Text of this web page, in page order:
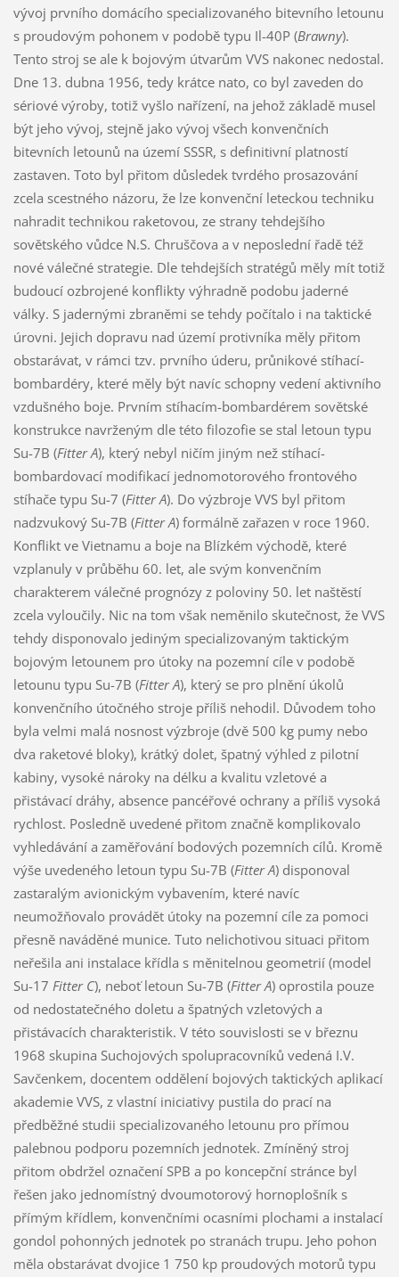
vývoj prvního domácího specializovaného bitevního letounu
s proudovým pohonem v podobě typu Il-40P (Brawny).
Tento stroj se ale k bojovým útvarům VVS nakonec nedostal.
Dne 13. dubna 1956, tedy krátce nato, co byl zaveden do
sériové výroby, totiž vyšlo nařízení, na jehož základě musel
být jeho vývoj, stejně jako vývoj všech konvenčních
bitevních letounů na území SSSR, s definitivní platností
zastaven. Toto byl přitom důsledek tvrdého prosazování
zcela scestného názoru, že lze konvenční leteckou techniku
nahradit technikou raketovou, ze strany tehdejšího
sovětského vůdce N.S. Chruščova a v neposlední řadě též
nové válečné strategie. Dle tehdejších stratégů měly mít totiž
budoucí ozbrojené konflikty výhradně podobu jaderné
války. S jadernými zbraněmi se tehdy počítalo i na taktické
úrovni. Jejich dopravu nad území protivníka měly přitom
obstarávat, v rámci tzv. prvního úderu, průnikové stíhací-
bombardéry, které měly být navíc schopny vedení aktivního
vzdušného boje. Prvním stíhacím-bombardérem sovětské
konstrukce navrženým dle této filozofie se stal letoun typu
Su-7B (Fitter A), který nebyl ničím jiným než stíhací-
bombardovací modifikací jednomotorového frontového
stíhače typu Su-7 (Fitter A). Do výzbroje VVS byl přitom
nadzvukový Su-7B (Fitter A) formálně zařazen v roce 1960.
Konflikt ve Vietnamu a boje na Blízkém východě, které
vzplanuly v průběhu 60. let, ale svým konvenčním
charakterem válečné prognózy z poloviny 50. let naštěstí
zcela vyloučily. Nic na tom však neměnilo skutečnost, že VVS
tehdy disponovalo jediným specializovaným taktickým
bojovým letounem pro útoky na pozemní cíle v podobě
letounu typu Su-7B (Fitter A), který se pro plnění úkolů
konvenčního útočného stroje příliš nehodil. Důvodem toho
byla velmi malá nosnost výzbroje (dvě 500 kg pumy nebo
dva raketové bloky), krátký dolet, špatný výhled z pilotní
kabiny, vysoké nároky na délku a kvalitu vzletové a
přistávací dráhy, absence pancéřové ochrany a příliš vysoká
rychlost. Posledně uvedené přitom značně komplikovalo
vyhledávání a zaměřování bodových pozemních cílů. Kromě
výše uvedeného letoun typu Su-7B (Fitter A) disponoval
zastaralým avionickým vybavením, které navíc
neumožňovalo provádět útoky na pozemní cíle za pomoci
přesně naváděné munice. Tuto nelichotivou situaci přitom
neřešila ani instalace křídla s měnitelnou geometrií (model
Su-17 Fitter C), neboť letoun Su-7B (Fitter A) oprostila pouze
od nedostatečného doletu a špatných vzletových a
přistávacích charakteristik. V této souvislosti se v březnu
1968 skupina Suchojových spolupracovníků vedená I.V.
Savčenkem, docentem oddělení bojových taktických aplikací
akademie VVS, z vlastní iniciativy pustila do prací na
předběžné studii specializovaného letounu pro přímou
palebnou podporu pozemních jednotek. Zmíněný stroj
přitom obdržel označení SPB a po koncepční stránce byl
řešen jako jednomístný dvoumotorový hornoplošník s
přímým křídlem, konvenčními ocasními plochami a instalací
gondol pohonných jednotek po stranách trupu. Jeho pohon
měla obstarávat dvojice 1 750 kp proudových motorů typu